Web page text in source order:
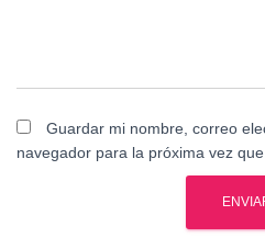
Guardar mi nombre, correo
navegador para la próxima vez